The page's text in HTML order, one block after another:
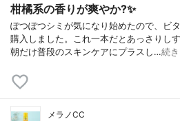
柑橘系の香りが爽やか?✨
ぽつぽつシミが気になり始めたので、ビ
購入しました。これ一本だとあっさりし
朝だけ普段のスキンケアにプラスし…続
メラノCC